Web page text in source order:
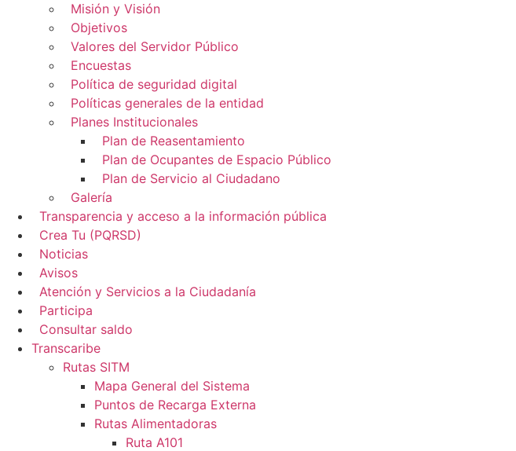
Misión y Visión
Objetivos
Valores del Servidor Público
Encuestas
Política de seguridad digital
Políticas generales de la entidad
Planes Institucionales
Plan de Reasentamiento
Plan de Ocupantes de Espacio Público
Plan de Servicio al Ciudadano
Galería
Transparencia y acceso a la información pública
Crea Tu (PQRSD)
Noticias
Avisos
Atención y Servicios a la Ciudadanía
Participa
Consultar saldo
Transcaribe
Rutas SITM
Mapa General del Sistema
Puntos de Recarga Externa
Rutas Alimentadoras
Ruta A101